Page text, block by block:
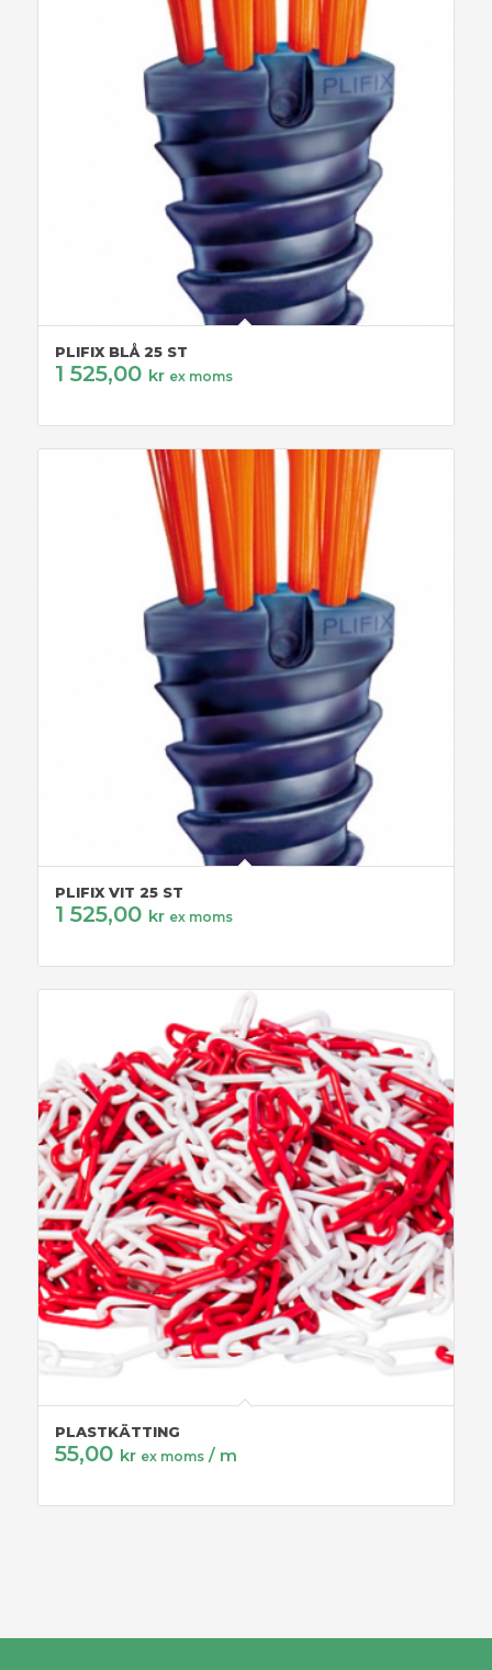
PLIFIX BLÅ 25 ST
1 525,00 kr ex moms
PLIFIX VIT 25 ST
1 525,00 kr ex moms
PLASTKÄTTING
55,00 kr ex moms / m